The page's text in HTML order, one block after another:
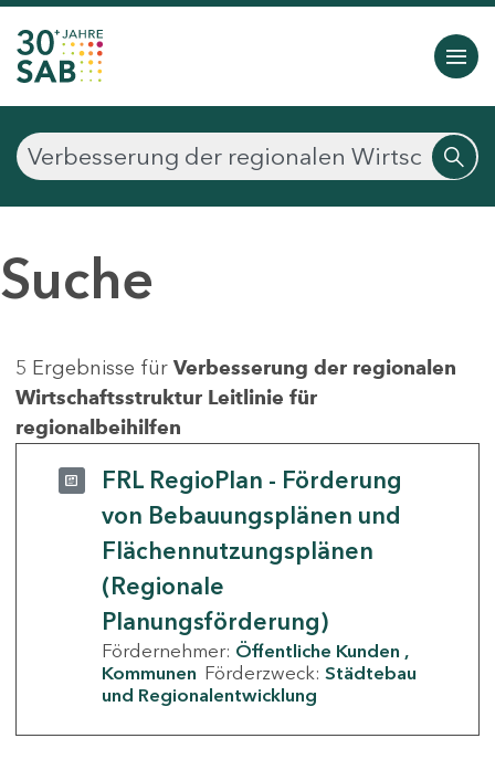
Suche
5 Ergebnisse für Verbesserung der regionalen
Wirtschaftsstruktur Leitlinie für
regionalbeihilfen
FRL RegioPlan - Förderung
von Bebauungsplänen und
Flächennutzungsplänen
(Regionale
Planungsförderung)
Fördernehmer: Öffentliche Kunden
Kommunen Förderzweck: Städtebau
und Regionalentwicklung